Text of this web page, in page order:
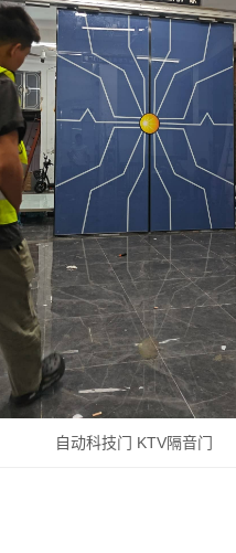
自动科技门 KTV隔音门